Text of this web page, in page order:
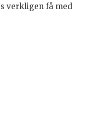
verkligen få med